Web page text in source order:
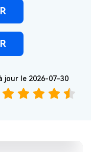
jour le 2026-07-30